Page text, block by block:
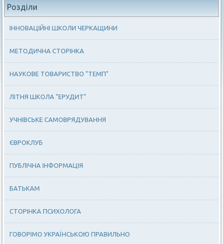
Розділи
ІННОВАЦІЙНІ ШКОЛИ ЧЕРКАЩИНИ
МЕТОДИЧНА СТОРІНКА
НАУКОВЕ ТОВАРИСТВО "ТЕМП"
ЛІТНЯ ШКОЛА "ЕРУДИТ"
УЧНІВСЬКЕ САМОВРЯДУВАННЯ
ЄВРОКЛУБ
ПУБЛІЧНА ІНФОРМАЦІЯ
БАТЬКАМ
СТОРІНКА ПСИХОЛОГА
ГОВОРІМО УКРАЇНСЬКОЮ ПРАВИЛЬНО